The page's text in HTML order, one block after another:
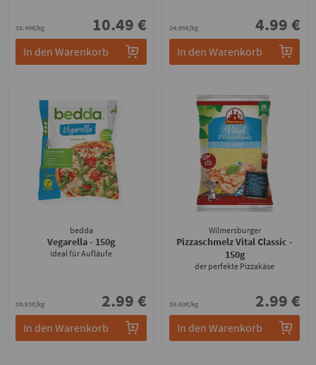
10.49€/kg 10.49 €
In den Warenkorb
24.95€/kg 4.99 €
In den Warenkorb
bedda
Vegarella- 150g
ideal für Aufläufe
19.93€/kg 2.99 €
In den Warenkorb
Wilmersburger
Pizzaschmelz Vital Classic-
150g
der perfekte Pizzakäse
19.93€/kg 2.99 €
In den Warenkorb